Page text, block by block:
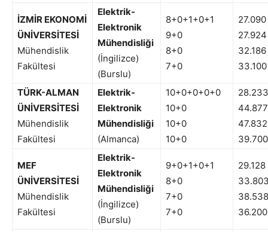
İZMİR EKONOMİ
ÜNİVERSİTESİ
Mühendislik
Fakültesi
Elektrik-
Elektronik
Mühendisliği
(İngilizce)
(Burslu)
8+0+1+0+1
9+0
8+0
7+0
27.090
27.924
32.186
33.100
TÜRK-ALMAN
ÜNİVERSİTESİ
Mühendislik
Fakültesi
Elektrik-
Elektronik
Mühendisliği
(Almanca)
10+0+0+0+0
10+0
10+0
10+0
28.233
44.877
47.832
39.700
MEF
ÜNİVERSİTESİ
Mühendislik
Fakültesi
Elektrik-
Elektronik
Mühendisliği
(İngilizce)
(Burslu)
9+0+1+0+1
8+0
7+0
7+0
29.128
38.538
36.200